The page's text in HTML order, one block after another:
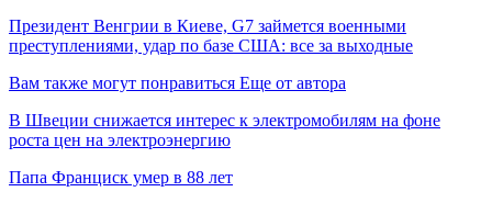
Президент Венгрии в Киеве, G7 займется военными
преступлениями, удар по базе США: все за выходные
Вам также могут понравиться Еще от автора
В Швеции снижается интерес к электромобилям на фоне
роста цен на электроэнергию
Папа Франциск умер в 88 лет